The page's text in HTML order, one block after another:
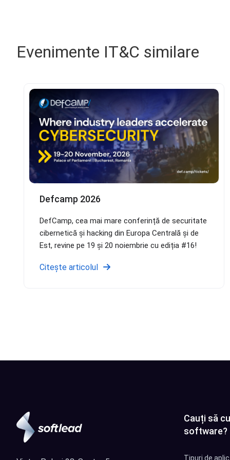
Evenimente IT&C similare
Defcamp 2026
DefCamp, cea mai mare conferință de securitate
cibernetică și hacking din Europa Centrală și de
Est, revine pe 19 și 20 noiembrie cu ediția #16!
Citește articolul
Cauți să
software?
Tipuri de